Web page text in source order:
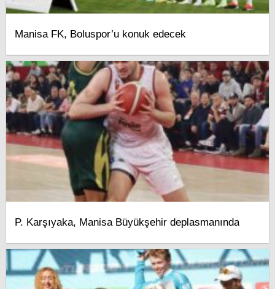
Manisa FK, Boluspor’u konuk edecek
P. Karşıyaka, Manisa Büyükşehir deplasmanında